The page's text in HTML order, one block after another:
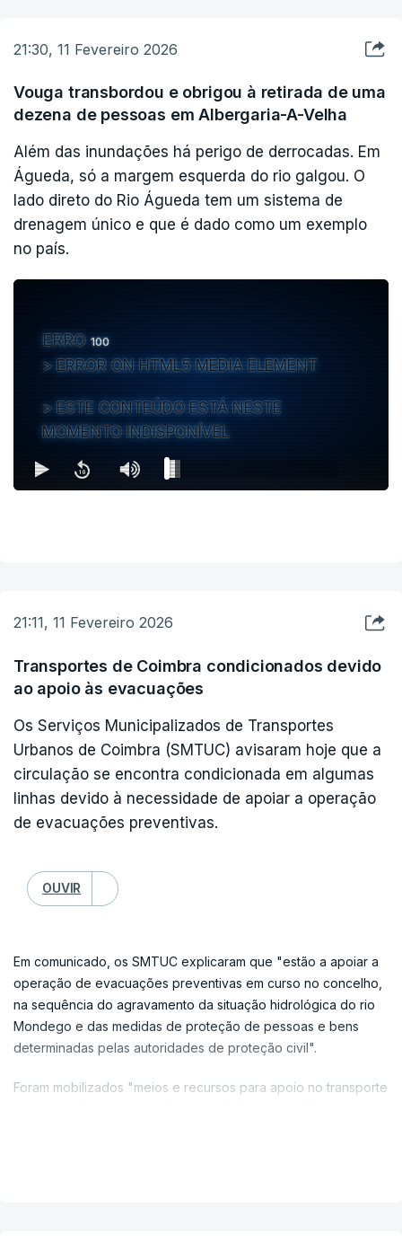
21:30, 11 Fevereiro 2026
Vouga transbordou e obrigou à retirada de uma
dezena de pessoas em Albergaria-A-Velha
Além das inundações há perigo de derrocadas. Em
Águeda, só a margem esquerda do rio galgou. O
lado direto do Rio Águeda tem um sistema de
drenagem único e que é dado como um exemplo
no país.
ERRO100
ERROR ON HTML5 MEDIA ELEMENT
ESTE CONTEÚDO ESTÁ NESTE
MOMENTO INDISPONÍVEL
21:11, 11 Fevereiro 2026
Transportes de Coimbra condicionados devido
ao apoio às evacuações
Os Serviços Municipalizados de Transportes
Urbanos de Coimbra (SMTUC) avisaram hoje que a
circulação se encontra condicionada em algumas
linhas devido à necessidade de apoiar a operação
de evacuações preventivas.
OUVIR
Em comunicado, os SMTUC explicaram que "estão a apoiar a
operação de evacuações preventivas em curso no concelho,
na sequência do agravamento da situação hidrológica do rio
Mondego e das medidas de proteção de pessoas e bens
determinadas pelas autoridades de proteção civil".
Foram mobilizados "meios e recursos para apoio no transporte